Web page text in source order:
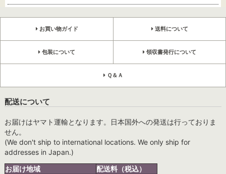
お買い物ガイド 送料について
包装について 領収書発行について
Ｑ＆Ａ
配送について
お届けはヤマト運輸となります。日本国外への発送は行っておりま
せん。
(We don't ship to international locations. We only ship for
addresses in Japan.)
お届け地域
配送料（税込）